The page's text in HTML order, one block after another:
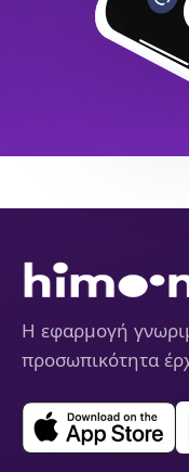
Η εφαρμογή
προσωπικότητα